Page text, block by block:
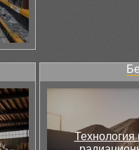
Технология